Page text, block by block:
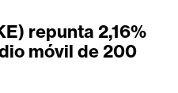
repunta 2,16%
móvil de 200